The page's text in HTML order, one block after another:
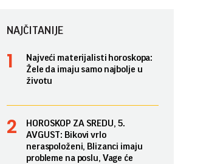
NAJČITANIJE
Najveći materijalisti horoskopa:
Žele da imaju samo najbolje u
životu
HOROSKOP ZA SREDU, 5.
AVGUST: Bikovi vrlo
neraspoloženi, Blizanci imaju
probleme na poslu, Vage će